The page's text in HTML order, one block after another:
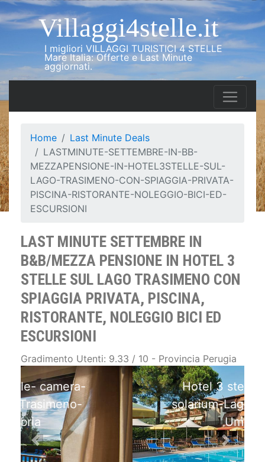
Villaggi4stelle.it
I migliori VILLAGGI TURISTICI 4 STELLE
Mare Italia: Offerte e Last Minute
aggiornati.
Home
Last Minute Deals
LASTMINUTE-SETTEMBRE-IN-BB-
MEZZAPENSIONE-IN-HOTEL3STELLE-SUL-
LAGO-TRASIMENO-CON-SPIAGGIA-PRIVATA-
PISCINA-RISTORANTE-NOLEGGIO-BICI-ED-
ESCURSIONI
LAST MINUTE SETTEMBRE IN
B&B/MEZZA PENSIONE IN HOTEL 3
STELLE SUL LAGO TRASIMENO CON
SPIAGGIA PRIVATA, PISCINA,
RISTORANTE, NOLEGGIO BICI ED
ESCURSIONI
Gradimento Utenti: 9.33 / 10 - Provincia Perugia
Hotel 3 stelle-piscina-
solarium-Lago Trasimeno-
Umbria
Previous Next